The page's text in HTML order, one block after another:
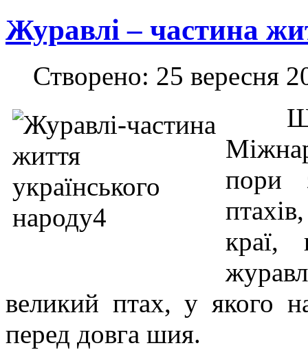
Журавлі – частина
Створено: 25 вересня
пори
краї,
великий птах, у якого
перед довга шия.